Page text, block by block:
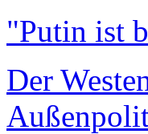
"Putin ist
Der